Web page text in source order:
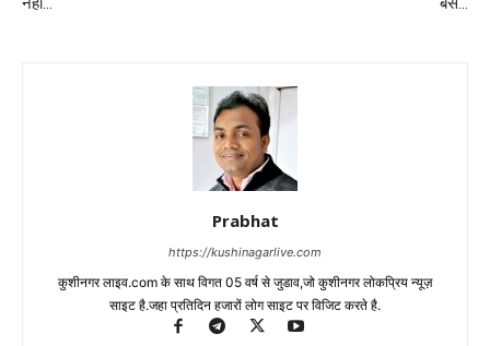
Prabhat
https://kushinagarlive.com
कुशीनगर लाइव.com के साथ विगत 05 वर्ष से जुडाव,जो कुशीनगर लोकप्रिय न्यूज़
साइट है.जहा प्रतिदिन हजारों लोग साइट पर विजिट करते है.